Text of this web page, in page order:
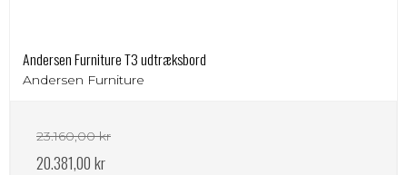
Andersen Furniture T3 udtræksbord
Andersen Furniture
23.160,00 kr
20.381,00 kr